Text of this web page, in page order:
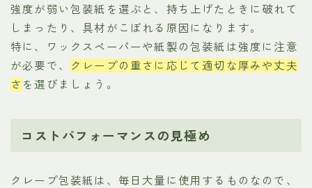
強度が弱い包装紙を選ぶと、持ち上げたときに破れて
しまったり、具材がこぼれる原因になります。
特に、ワックスペーパーや紙製の包装紙は強度に注意
が必要で、 クレープの重さに応じて適切な厚みや丈夫
さ を選びましょう。
コストパフォーマンスの見極め
クレープ包装紙は、毎日大量に使用するものなので、